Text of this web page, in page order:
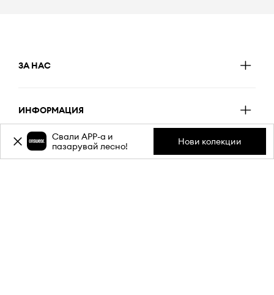
ЗА НАС
ИНФОРМАЦИЯ
ОБСЛУЖВАНЕ НА КЛИЕНТИ
Свали APP-a и
пазарувай лесно!
Нови колекции